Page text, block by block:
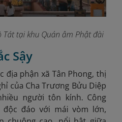
Tát tại khu Quán âm Phật đài
Sậy
địa phận xã Tân Phong, thị
của Cha Trương Bửu Diệp
người tôn kính. Công
đáo với mái vòm lớn,